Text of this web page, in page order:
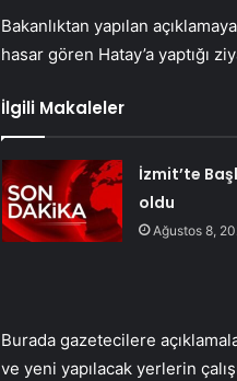
Bakanlıktan yapılan
hasar gören Hatay’a yaptığı
İlgili Makaleler
İzmit’te
oldu
Ağustos 8,
Burada gazetecilere
ve yeni yapılacak yerlerin